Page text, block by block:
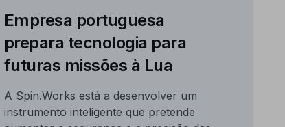
Empresa portuguesa
prepara tecnologia para
futuras missões à Lua
A Spin.Works está a desenvolver um
instrumento inteligente que pretende